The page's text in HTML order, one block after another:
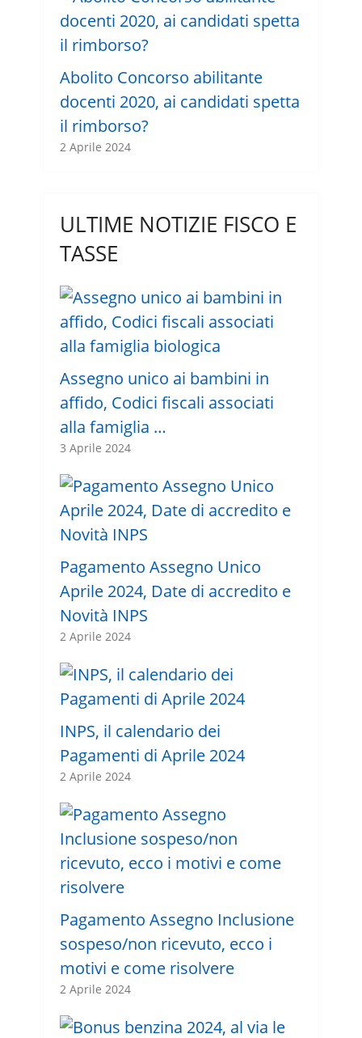
Abolito Concorso abilitante
docenti 2020, ai candidati spetta
il rimborso?
2 Aprile 2024
ULTIME NOTIZIE FISCO E
TASSE
Assegno unico ai bambini in
affido, Codici fiscali associati
alla famiglia …
3 Aprile 2024
Pagamento Assegno Unico
Aprile 2024, Date di accredito e
Novità INPS
2 Aprile 2024
INPS, il calendario dei
Pagamenti di Aprile 2024
2 Aprile 2024
Pagamento Assegno Inclusione
sospeso/non ricevuto, ecco i
motivi e come risolvere
2 Aprile 2024